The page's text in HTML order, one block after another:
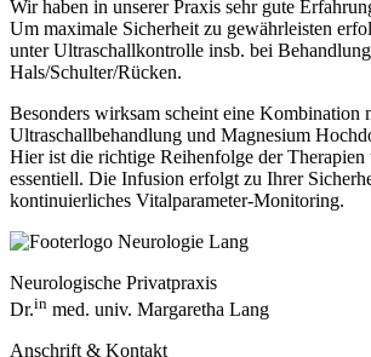
Wir haben in unserer Praxis sehr gute
Um maximale Sicherheit zu gewährleisten
unter Ultraschallkontrolle insb. bei
Hals/Schulter/Rücken.
Besonders wirksam scheint eine Kombination
Ultraschallbehandlung und Magnesium
Hier ist die richtige Reihenfolge der Therapien
essentiell. Die Infusion erfolgt zu Ihrer
kontinuierliches Vitalparameter-Monitoring.
Neurologische Privatpraxis
Dr.in med. univ. Margaretha Lang
Anschrift & Kontakt